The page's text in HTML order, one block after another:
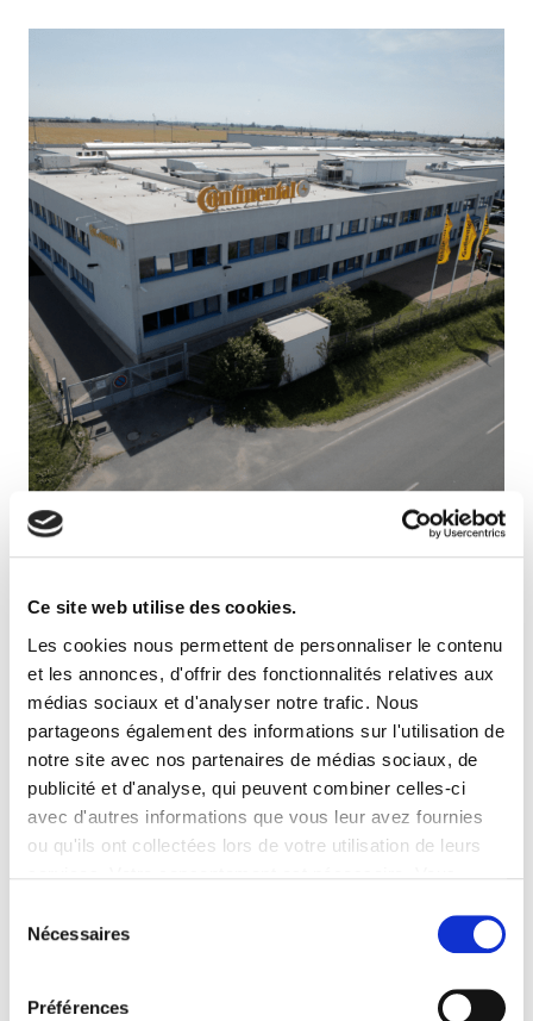
Ce site web utilise des cookies.
Les cookies nous permettent de personnaliser le contenu
et les annonces, d'offrir des fonctionnalités relatives aux
médias sociaux et d'analyser notre trafic. Nous
partageons également des informations sur l'utilisation de
notre site avec nos partenaires de médias sociaux, de
publicité et d'analyse, qui peuvent combiner celles-ci
avec d'autres informations que vous leur avez fournies
ou qu'ils ont collectées lors de votre utilisation de leurs
Nécessaires
Préférences
Continental est
entre autres pour ses pneumatiques.
ATALIAN a récemment remportéle contrat
Propreté de l’usine de Kàc,l’une des plus
grandes usines Continental au monde .
Avec ce quatrième site Continental remporté dans
le pays,ATALIAN assure désormais les
prestations de Propreté de l’ensemble des
sont employés sur ces sites, représentant
environ 80 000 m² entretenus chaque jour.